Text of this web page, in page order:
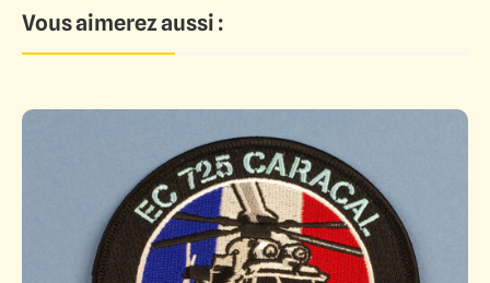
Vous aimerez aussi :